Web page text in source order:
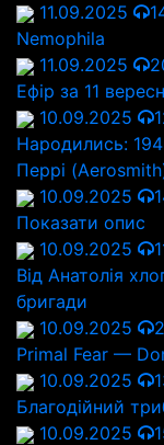
11.09.2025
Nemophila
11.09.2025
Ефір за 11
10.09.2025
Народились:
Перрі
10.09.2025
Показати опис
10.09.2025
Від Анатолія
бригади
10.09.2025
Primal Fear —
10.09.2025
Благодійний
10.09.2025